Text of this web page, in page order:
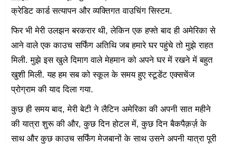
क्रेडिट कार्ड सत्यापन और व्यक्तिगत वाउचिंग सिस्टम.
फिर भी मेरी उलझन बरकरार थी, लेकिन एक हफ्ते बाद ही अमेरिका से
आने वाले एक काउच सर्फिंग अतिथि जब हमारे घर पहुंचे तो मुझे राहत
मिली. मुझे इस खुले दिमाग वाले मेहमान को अपने घर में रखने में बहुत
खुशी मिली. यह हम सब को स्कूल के समय हुए स्टूडेंट एक्सचेंज
प्रोग्राम की याद दिला गया.
कुछ ही समय बाद, मेरी बेटी ने लैटिन अमेरिका की अपनी सात महीने
की यात्रा शुरू की और, कुछ दिन होटल में, कुछ दिन बैकपैक़र्ज़ के
साथ और कुछ काउच सर्फिंग मेजबानों के साथ उसने अपनी यात्रा पूरी